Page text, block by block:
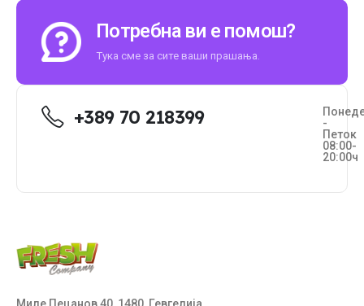
Потребна ви е помош?
Тука сме за сите ваши прашања.
+389 70 218399
-
Петок
08:00-
20:00ч